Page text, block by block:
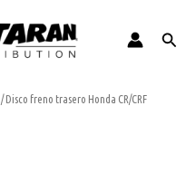
/ Disco freno trasero Honda CR/CRF